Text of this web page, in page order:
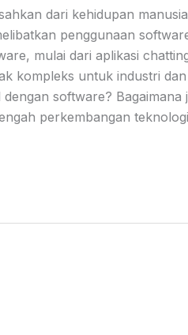
dari kehidupan
penggunaan
mulai dari aplikasi
kompleks untuk industri dan
software? Bagaimana
perkembangan teknologi